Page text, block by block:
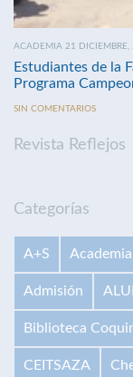
ACADEMIA 21 DICIEMBRE,
Estudiantes de la
Programa
SIN COMENTARIOS
Revista Reflejos
Categorías
A+S Academia
Admisión
Biblioteca
CEITSAZA